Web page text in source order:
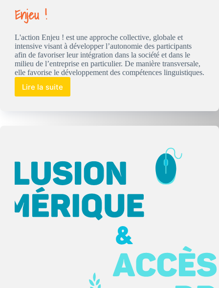
Enjeu !
L'action Enjeu ! est une approche collective, globale et
intensive visant à développer l’autonomie des participants
afin de favoriser leur intégration dans la société et dans le
milieu de l’entreprise en particulier. De manière transversale,
elle favorise le développement des compétences linguistiques.
Lire la suite
Enjeu